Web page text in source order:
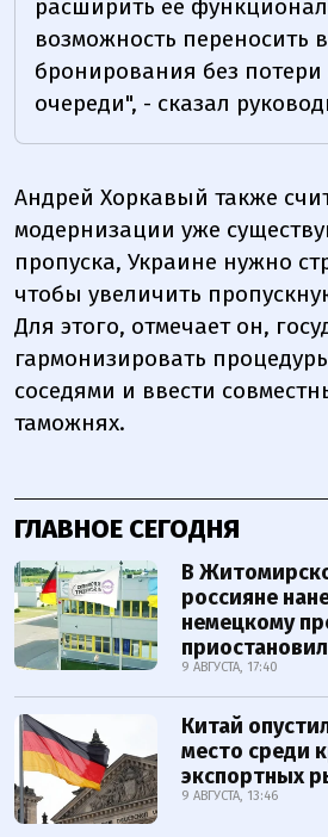
расширить ее
возможность переносить
бронирования без потери
очереди", - сказал
Андрей Хоркавый также
модернизации уже
пропуска, Украине нужно
чтобы увеличить
Для этого, отмечает он,
гармонизировать
соседями и ввести
таможнях.
ГЛАВНОЕ СЕГОДНЯ
В
россияне
немецкому
9 АВГУСТА, 17:40
Китай
место среди
экспортных
9 АВГУСТА, 13:46